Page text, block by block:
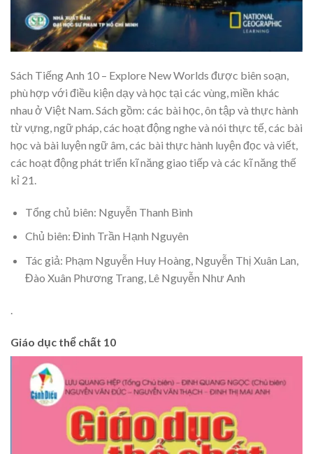
Sách Tiếng Anh 10 – Explore New Worlds được biên soạn,
phù hợp với điều kiện dạy và học tại các vùng, miền khác
nhau ở Việt Nam. Sách gồm: các bài học, ôn tập và thực hành
từ vựng, ngữ pháp, các hoạt động nghe và nói thực tế, các bài
học và bài luyện ngữ âm, các bài thực hành luyện đọc và viết,
các hoạt động phát triển kĩ năng giao tiếp và các kĩ năng thế
kỉ 21.
Tổng chủ biên: Nguyễn Thanh Bình
Chủ biên: Đinh Trần Hạnh Nguyên
Tác giả: Phạm Nguyễn Huy Hoàng, Nguyễn Thị Xuân Lan,
Đào Xuân Phương Trang, Lê Nguyễn Như Anh
.
Giáo dục thể chất 10